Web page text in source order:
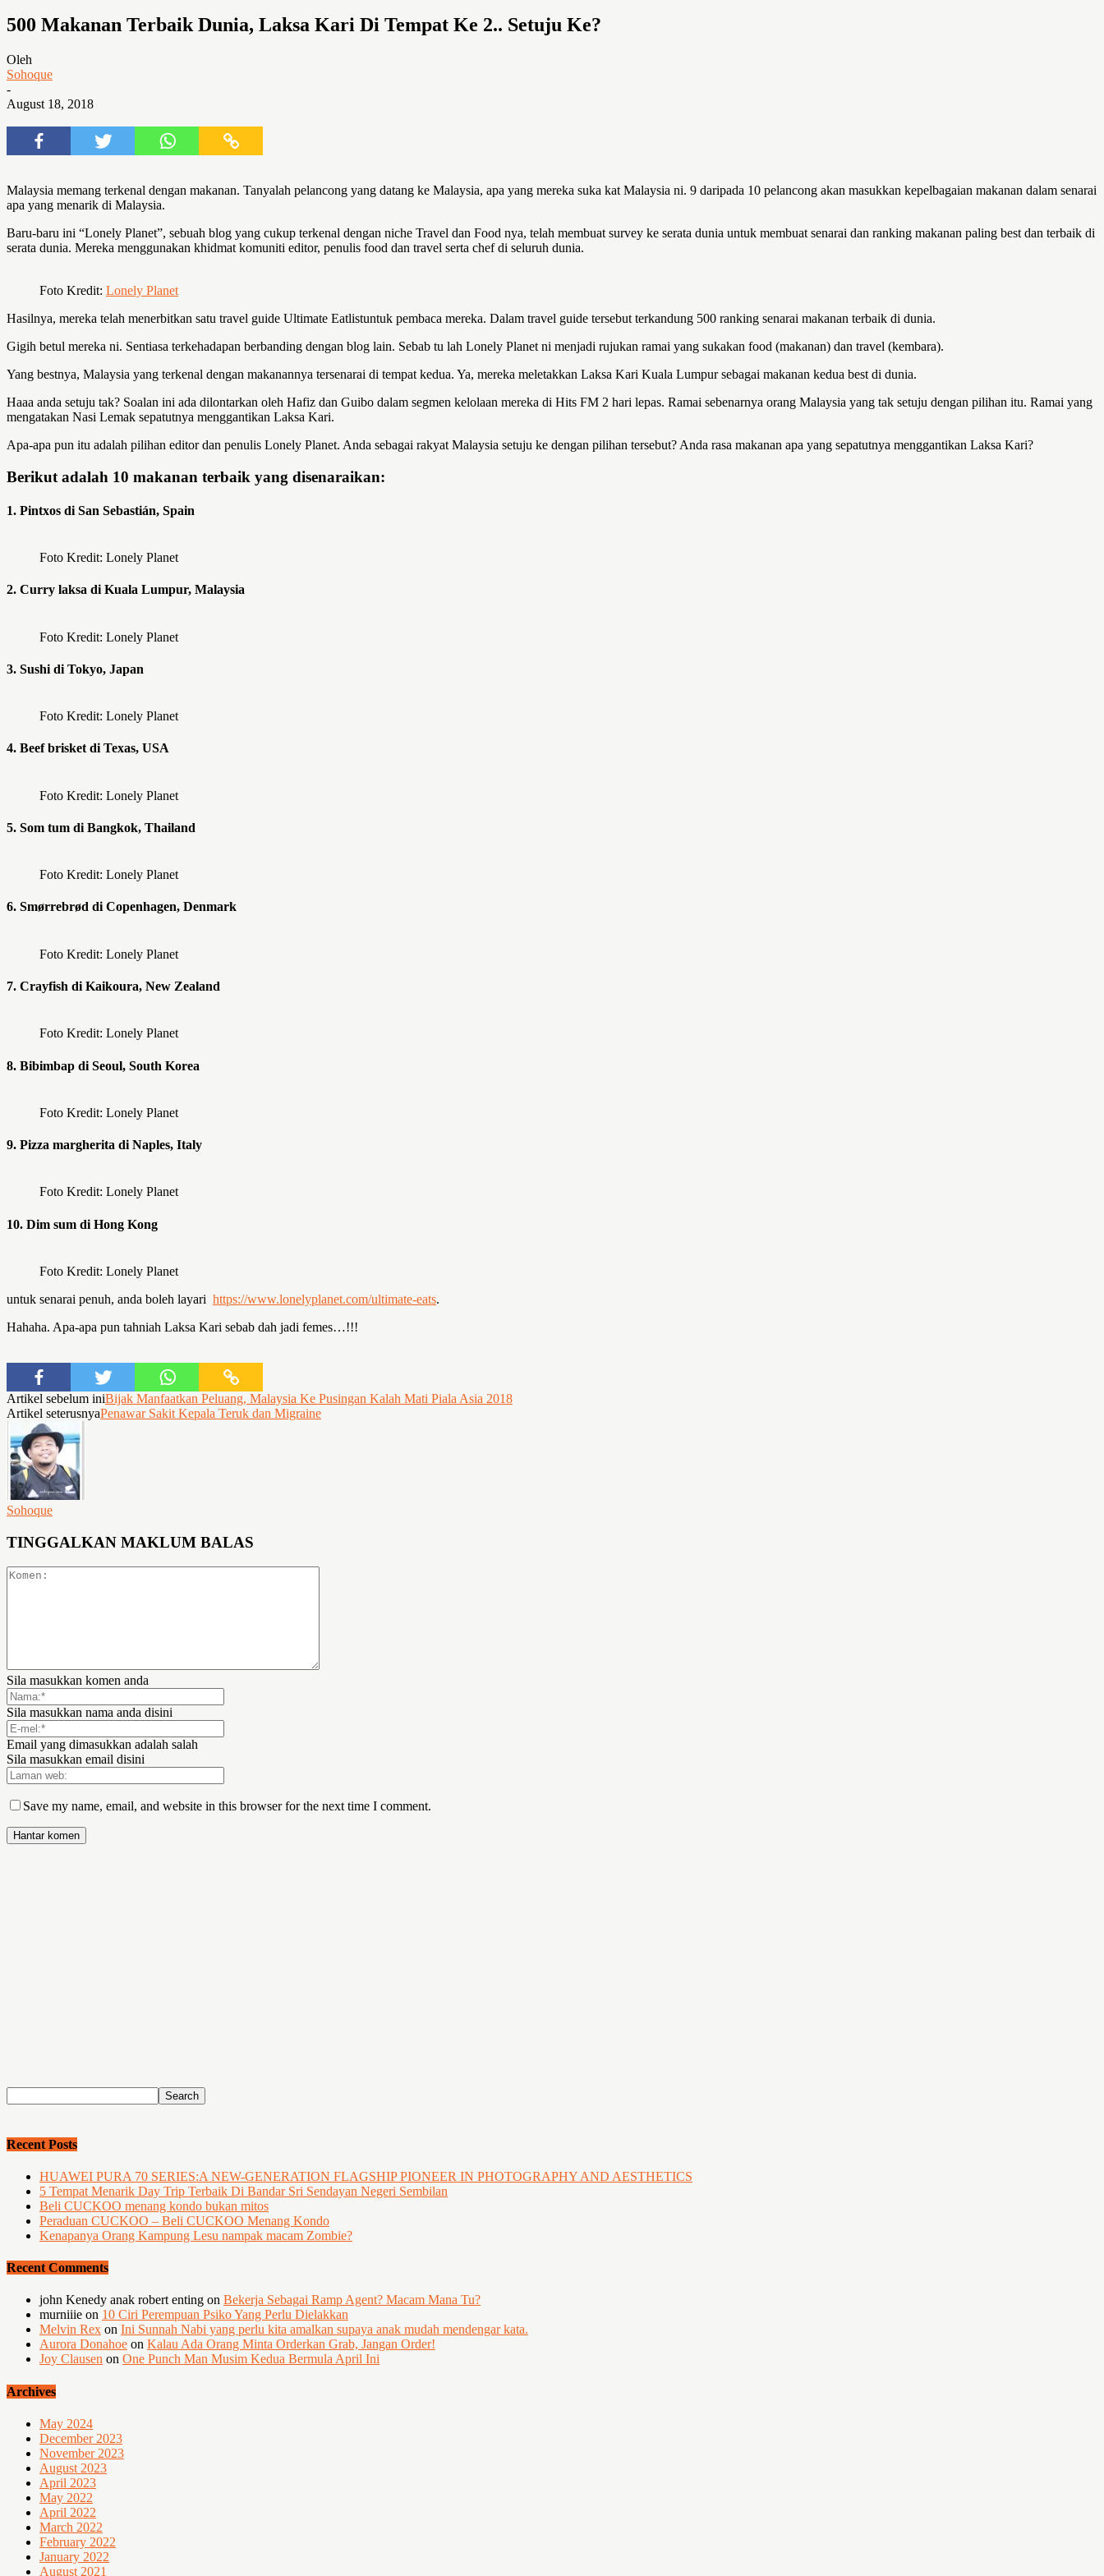
500 Makanan Terbaik Dunia, Laksa Kari Di Tempat Ke 2.. Setuju Ke?
Oleh
Sohoque
-
August 18, 2018
Malaysia memang terkenal dengan makanan. Tanyalah pelancong yang datang ke Malaysia, apa yang mereka suka kat Malaysia ni. 9 daripada 10 pelancong akan masukkan kepelbagaian makanan dalam senarai
apa yang menarik di Malaysia.
Baru-baru ini “Lonely Planet”, sebuah blog yang cukup terkenal dengan niche Travel dan Food nya, telah membuat survey ke serata dunia untuk membuat senarai dan ranking makanan paling best dan terbaik di
serata dunia. Mereka menggunakan khidmat komuniti editor, penulis food dan travel serta chef di seluruh dunia.
Foto Kredit: Lonely Planet
Hasilnya, mereka telah menerbitkan satu travel guide Ultimate Eatlistuntuk pembaca mereka. Dalam travel guide tersebut terkandung 500 ranking senarai makanan terbaik di dunia.
Gigih betul mereka ni. Sentiasa terkehadapan berbanding dengan blog lain. Sebab tu lah Lonely Planet ni menjadi rujukan ramai yang sukakan food (makanan) dan travel (kembara).
Yang bestnya, Malaysia yang terkenal dengan makanannya tersenarai di tempat kedua. Ya, mereka meletakkan Laksa Kari Kuala Lumpur sebagai makanan kedua best di dunia.
Haaa anda setuju tak? Soalan ini ada dilontarkan oleh Hafiz dan Guibo dalam segmen kelolaan mereka di Hits FM 2 hari lepas. Ramai sebenarnya orang Malaysia yang tak setuju dengan pilihan itu. Ramai yang
mengatakan Nasi Lemak sepatutnya menggantikan Laksa Kari.
Apa-apa pun itu adalah pilihan editor dan penulis Lonely Planet. Anda sebagai rakyat Malaysia setuju ke dengan pilihan tersebut? Anda rasa makanan apa yang sepatutnya menggantikan Laksa Kari?
Berikut adalah 10 makanan terbaik yang disenaraikan:
1. Pintxos di San Sebastián, Spain
Foto Kredit: Lonely Planet
2. Curry laksa di Kuala Lumpur, Malaysia
Foto Kredit: Lonely Planet
3. Sushi di Tokyo, Japan
Foto Kredit: Lonely Planet
4. Beef brisket di Texas, USA
Foto Kredit: Lonely Planet
5. Som tum di Bangkok, Thailand
Foto Kredit: Lonely Planet
6. Smørrebrød di Copenhagen, Denmark
Foto Kredit: Lonely Planet
7. Crayfish di Kaikoura, New Zealand
Foto Kredit: Lonely Planet
8. Bibimbap di Seoul, South Korea
Foto Kredit: Lonely Planet
9. Pizza margherita di Naples, Italy
Foto Kredit: Lonely Planet
10. Dim sum di Hong Kong
Foto Kredit: Lonely Planet
untuk senarai penuh, anda boleh layari https://www.lonelyplanet.com/ultimate-eats.
Hahaha. Apa-apa pun tahniah Laksa Kari sebab dah jadi femes…!!!
Artikel sebelum iniBijak Manfaatkan Peluang, Malaysia Ke Pusingan Kalah Mati Piala Asia 2018
Artikel seterusnyaPenawar Sakit Kepala Teruk dan Migraine
Sohoque
TINGGALKAN MAKLUM BALAS
Sila masukkan komen anda
Sila masukkan nama anda disini
Email yang dimasukkan adalah salah
Sila masukkan email disini
Save my name, email, and website in this browser for the next time I comment.
Recent Posts
HUAWEI PURA 70 SERIES:A NEW-GENERATION FLAGSHIP PIONEER IN PHOTOGRAPHY AND AESTHETICS
5 Tempat Menarik Day Trip Terbaik Di Bandar Sri Sendayan Negeri Sembilan
Beli CUCKOO menang kondo bukan mitos
Peraduan CUCKOO – Beli CUCKOO Menang Kondo
Kenapanya Orang Kampung Lesu nampak macam Zombie?
Recent Comments
john Kenedy anak robert enting on Bekerja Sebagai Ramp Agent? Macam Mana Tu?
murniiie on 10 Ciri Perempuan Psiko Yang Perlu Dielakkan
Melvin Rex on Ini Sunnah Nabi yang perlu kita amalkan supaya anak mudah mendengar kata.
Aurora Donahoe on Kalau Ada Orang Minta Orderkan Grab, Jangan Order!
Joy Clausen on One Punch Man Musim Kedua Bermula April Ini
Archives
May 2024
December 2023
November 2023
August 2023
April 2023
May 2022
April 2022
March 2022
February 2022
January 2022
August 2021